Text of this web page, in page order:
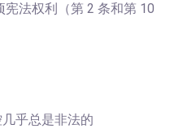
法权利（第 2 条和第 10
乎总是非法的